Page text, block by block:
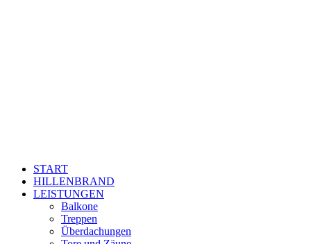
START
HILLENBRAND
LEISTUNGEN
Balkone
Treppen
Überdachungen